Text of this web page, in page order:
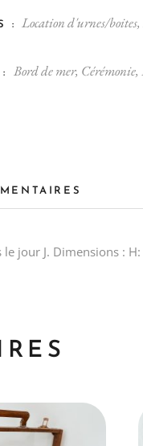
: Location d'urnes/boites,
Bord de mer, Cérémonie,
jour J. Dimensions :